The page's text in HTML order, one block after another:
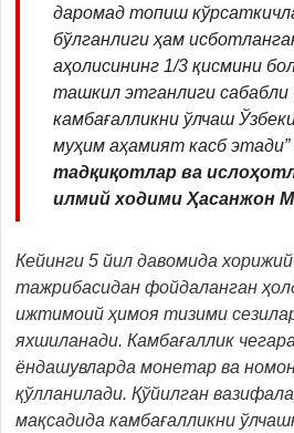
даромад топиш
бўлганлиги ҳам
аҳолисининг 1/3 қисмини
ташкил этганлиги сабабли
камбағалликни ўлчаш
муҳим аҳамият касб этади”
тадқиқотлар ва
илмий ходими Ҳасанжон
Кейинги 5 йил давомида
тажрибасидан фойдаланган
ижтимоий ҳимоя тизими
яхшиланади. Камбағаллик
ёндашувларда монетар ва
қўлланилади. Қўйилган
мақсадида камбағалликни